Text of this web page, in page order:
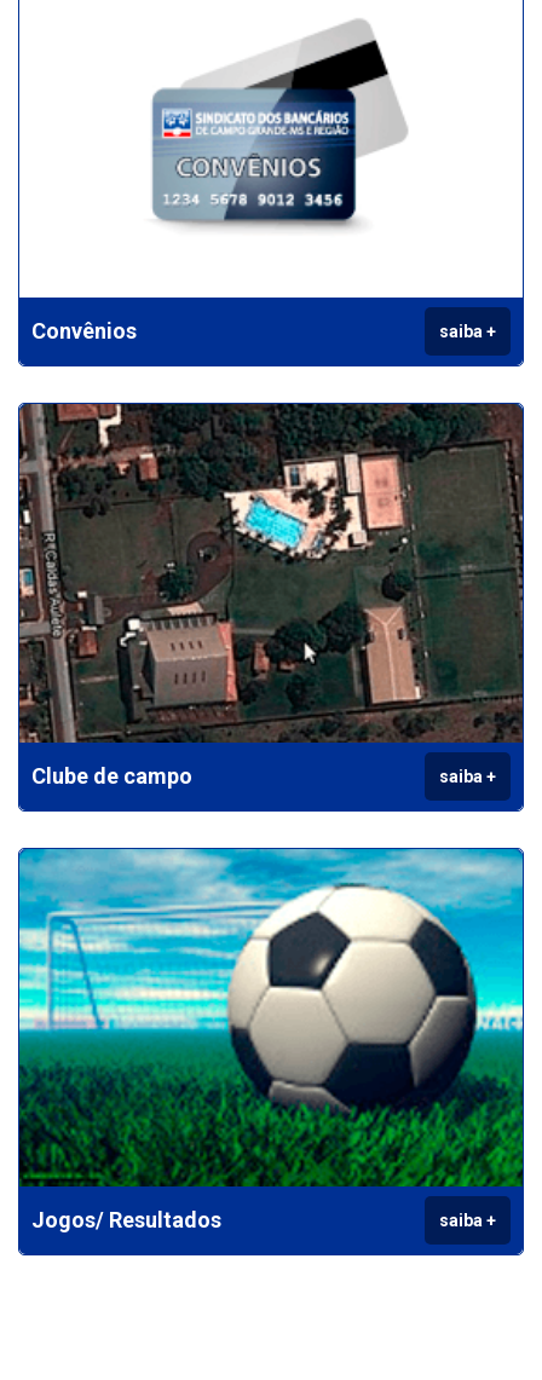
Convênios saiba +
Clube de campo saiba +
Jogos/ Resultados saiba +